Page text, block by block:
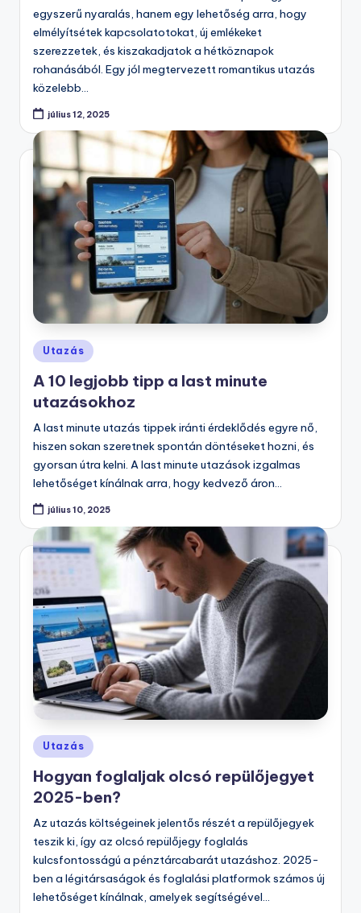
egyszerű nyaralás, hanem egy lehetőség arra, hogy
elmélyítsétek kapcsolatotokat, új emlékeket
szerezzetek, és kiszakadjatok a hétköznapok
rohanásából. Egy jól megtervezett romantikus utazás
közelebb…
július 12, 2025
Posted
in
Utazás
A 10 legjobb tipp a last minute
utazásokhoz
A last minute utazás tippek iránti érdeklődés egyre nő,
hiszen sokan szeretnek spontán döntéseket hozni, és
gyorsan útra kelni. A last minute utazások izgalmas
lehetőséget kínálnak arra, hogy kedvező áron…
július 10, 2025
Posted
in
Utazás
Hogyan foglaljak olcsó repülőjegyet
2025-ben?
Az utazás költségeinek jelentős részét a repülőjegyek
teszik ki, így az olcsó repülőjegy foglalás
kulcsfontosságú a pénztárcabarát utazáshoz. 2025-
ben a légitársaságok és foglalási platformok számos új
lehetőséget kínálnak, amelyek segítségével…